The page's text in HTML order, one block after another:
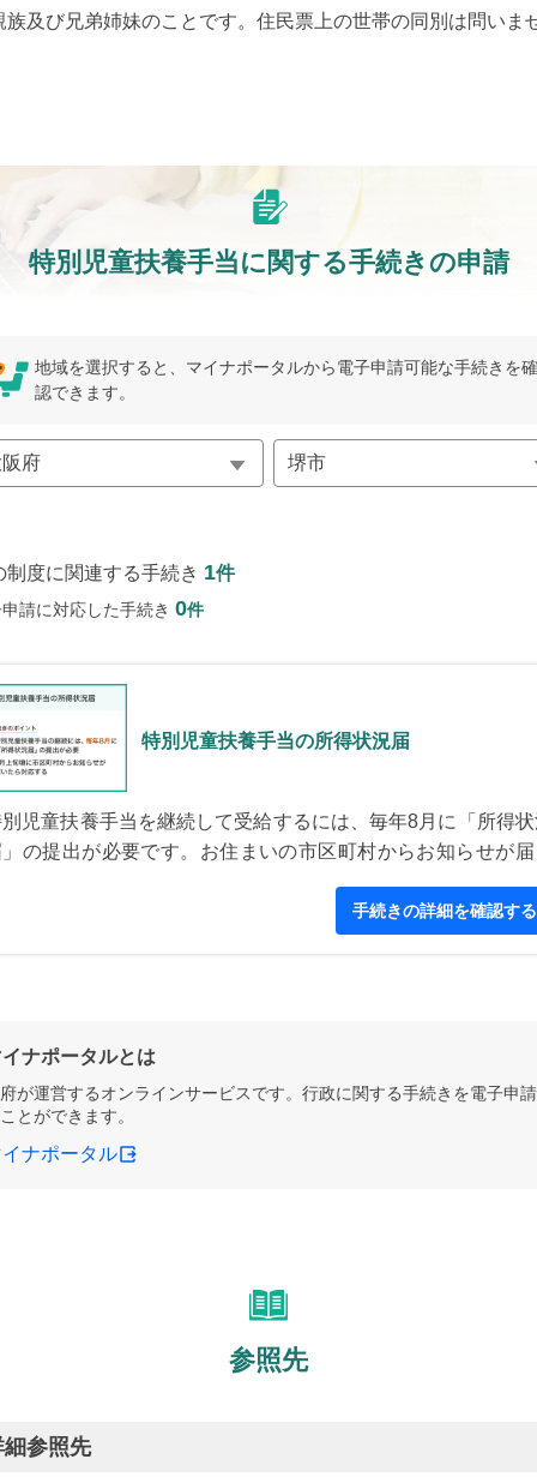
族及び兄弟姉妹のことです。住民票上の世帯の同別は問いま
特別児童扶養手当に関する手続きの申請
地域を選択すると、マイナポータルから電子申請可能な手続きを確
認できます。
制度に関連する手続き 1件
請に対応した手続き 0件
特別児童扶養手当の所得状況届
児童扶養手当を継続して受給するには、毎年8月に「所得
の提出が必要です。お住まいの市区町村からお知らせが
手続きの詳細を確認する
ナポータルとは
が運営するオンラインサービスです。行政に関する手続きを電子申
とができます。
ナポータル
参照先
細参照先